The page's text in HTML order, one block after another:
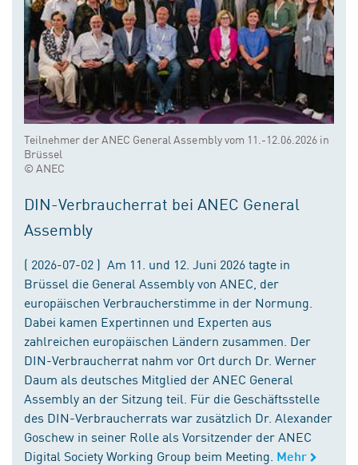
Teilnehmer der ANEC General Assembly vom 11.-12.06.2026 in
Brüssel
© ANEC
DIN-Verbraucherrat bei ANEC General
Assembly
( 2026-07-02 ) Am 11. und 12. Juni 2026 tagte in
Brüssel die General Assembly von ANEC, der
europäischen Verbraucherstimme in der Normung.
Dabei kamen Expertinnen und Experten aus
zahlreichen europäischen Ländern zusammen. Der
DIN-Verbraucherrat nahm vor Ort durch Dr. Werner
Daum als deutsches Mitglied der ANEC General
Assembly an der Sitzung teil. Für die Geschäftsstelle
des DIN-Verbraucherrats war zusätzlich Dr. Alexander
Goschew in seiner Rolle als Vorsitzender der ANEC
Digital Society Working Group beim Meeting. Mehr